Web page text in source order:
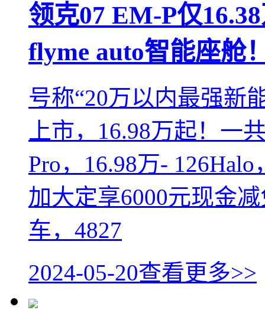
领克07 EM-P仅
flyme auto智能座舱
号称“20万以内最强
上市，16.98万起！一
Pro，16.98万-
加大定享6000元现金
车，4827
2024-05-20查看更多>>